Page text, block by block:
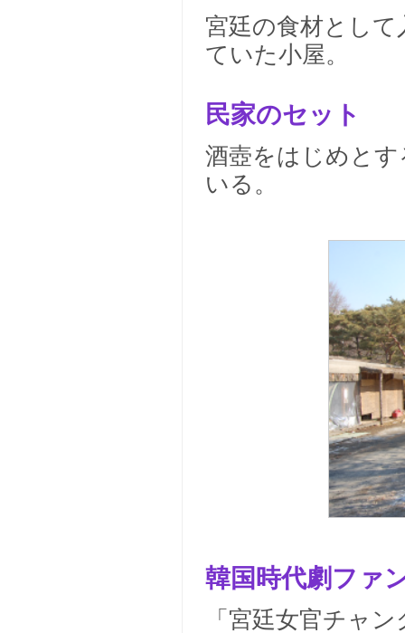
宮廷の食材とし
ていた小屋。
民家のセット
酒壺をはじめと
いる。
韓国時代劇ファ
「宮廷女官チャ